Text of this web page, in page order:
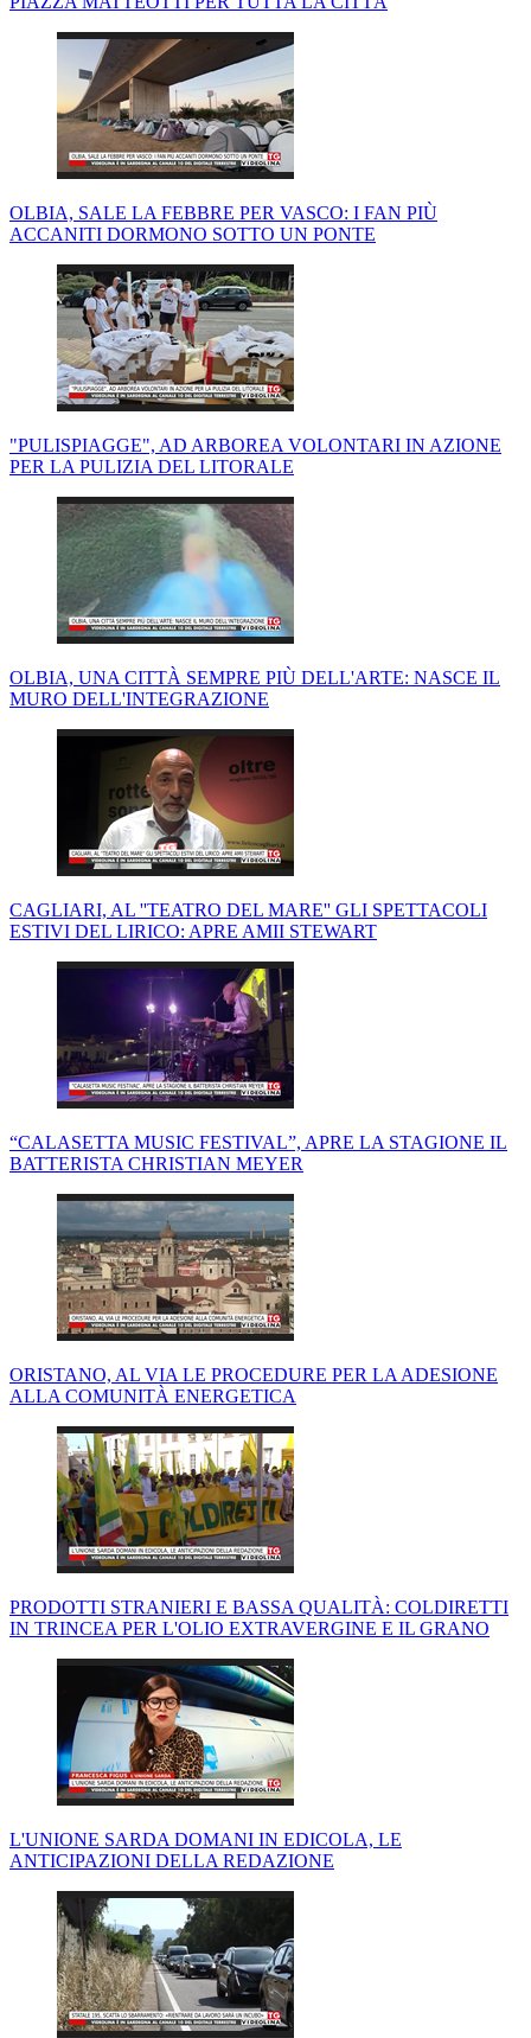
OLBIA, SALE LA FEBBRE PER VASCO: I FAN PIÙ
ACCANITI DORMONO SOTTO UN PONTE
"PULISPIAGGE", AD ARBOREA VOLONTARI IN AZIONE
PER LA PULIZIA DEL LITORALE
OLBIA, UNA CITTÀ SEMPRE PIÙ DELL'ARTE: NASCE IL
MURO DELL'INTEGRAZIONE
CAGLIARI, AL ''TEATRO DEL MARE'' GLI SPETTACOLI
ESTIVI DEL LIRICO: APRE AMII STEWART
“CALASETTA MUSIC FESTIVAL”, APRE LA STAGIONE IL
BATTERISTA CHRISTIAN MEYER
ORISTANO, AL VIA LE PROCEDURE PER LA ADESIONE
ALLA COMUNITÀ ENERGETICA
PRODOTTI STRANIERI E BASSA QUALITÀ: COLDIRETTI
IN TRINCEA PER L'OLIO EXTRAVERGINE E IL GRANO
L'UNIONE SARDA DOMANI IN EDICOLA, LE
ANTICIPAZIONI DELLA REDAZIONE